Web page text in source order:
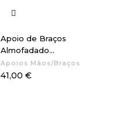
Apoio de Braços
Almofadado...
Apoios Mãos/Braços
Preço
41,00 €